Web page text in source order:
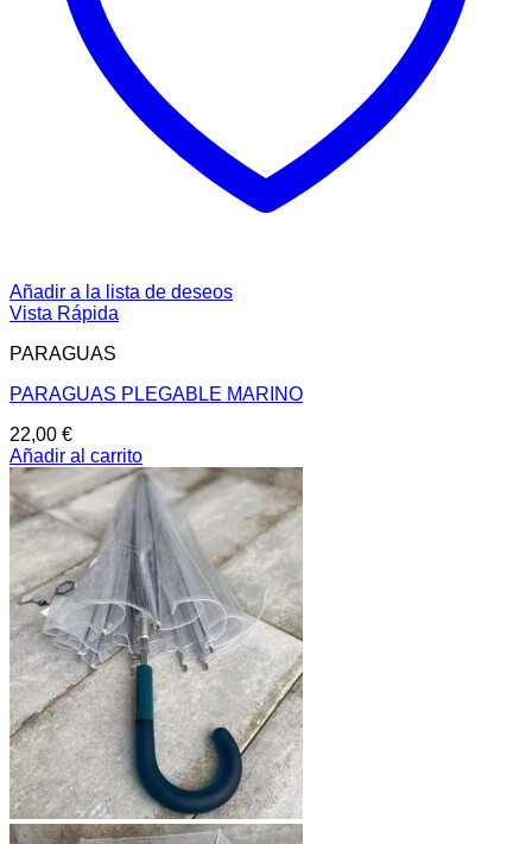
Añadir a la lista de deseos
Vista Rápida
PARAGUAS
PARAGUAS PLEGABLE MARINO
22,00 €
Añadir al carrito